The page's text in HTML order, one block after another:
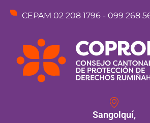
CEPAM 02 208 1796 - 099 268
Sangolquí,